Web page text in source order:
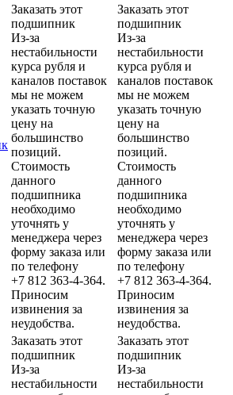
Заказать этот
подшипник
Из-за
нестабильности
курса рубля и
каналов поставок
мы не можем
указать точную
цену на
большинство
позиций.
Стоимость
данного
подшипника
необходимо
уточнять у
менеджера через
форму заказа или
по телефону
+7 812 363-4-364.
Приносим
извинения за
неудобства.
Заказать этот
подшипник
Из-за
нестабильности
курса рубля и
каналов поставок
мы не можем
указать точную
цену на
большинство
позиций.
Стоимость
данного
подшипника
необходимо
уточнять у
менеджера через
форму заказа или
по телефону
+7 812 363-4-364.
Приносим
извинения за
неудобства.
Заказать этот
подшипник
Из-за
нестабильности
Заказать этот
подшипник
Из-за
нестабильности